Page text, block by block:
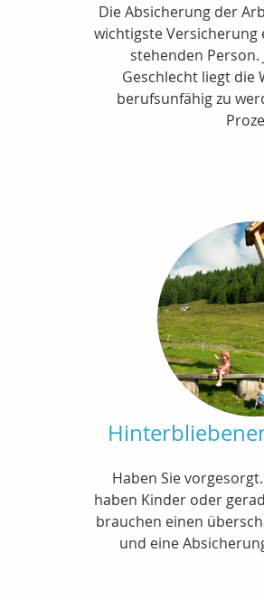
Die Absicherung der
wichtigste Versicherung
stehenden Person.
Geschlecht liegt die
berufsunfähig zu
Haben Sie
haben Kinder oder
brauchen einen
und eine